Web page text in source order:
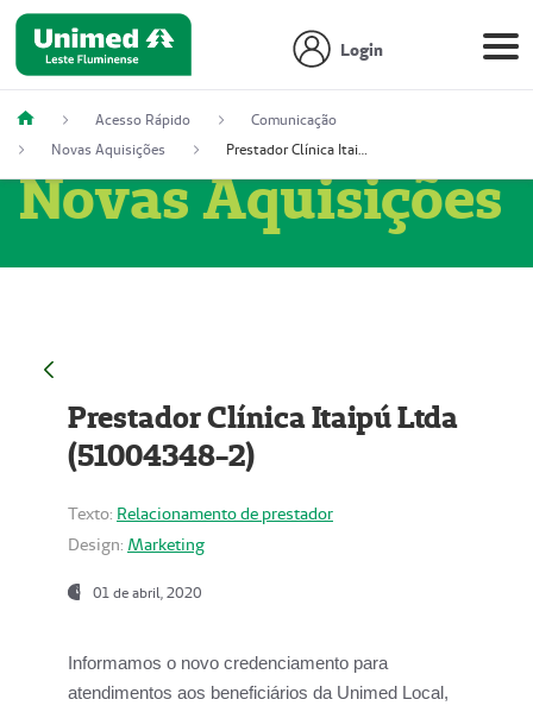
Login
Acesso Rápido
Comunicação
Novas Aquisições
Prestador Clínica Itaipú Ltda (51004348-2)
Novas Aquisições
Prestador Clínica Itaipú Ltda
(51004348-2)
Texto: Relacionamento de prestador
Design: Marketing
01 de abril, 2020
Informamos o novo credenciamento para
atendimentos aos beneficiários da Unimed Local,